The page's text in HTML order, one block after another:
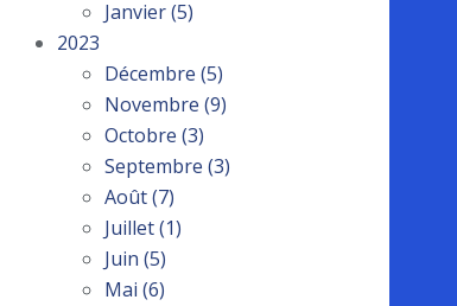
Janvier(5)
2023
Décembre (5)
Novembre (9)
Octobre (3)
Septembre (3)
Août(7)
Juillet(1)
Juin (5)
Mai (6)